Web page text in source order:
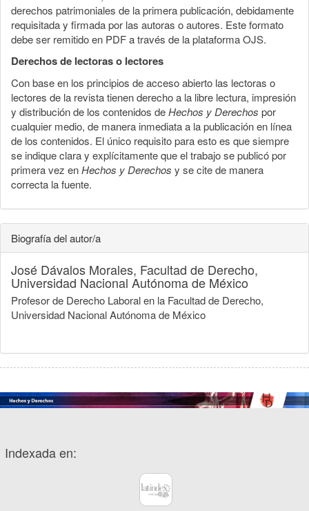
derechos patrimoniales de la primera publicación, debidamente
requisitada y firmada por las autoras o autores. Este formato
debe ser remitido en PDF a través de la plataforma OJS.
Derechos de lectoras o lectores
Con base en los principios de acceso abierto las lectoras o
lectores de la revista tienen derecho a la libre lectura, impresión
y distribución de los contenidos deHechos y Derechos por
cualquier medio, de manera inmediata a la publicación en línea
de los contenidos. El único requisito para esto es que siempre
se indique clara y explícitamente que el trabajo se publicó por
primera vez enHechos y Derechos y se cite de manera
correcta la fuente.
Biografía del autor/a
José Dávalos Morales, Facultad de Derecho,
Universidad Nacional Autónoma de México
Profesor de Derecho Laboral en la Facultad de Derecho,
Universidad Nacional Autónoma de México
Indexada en: